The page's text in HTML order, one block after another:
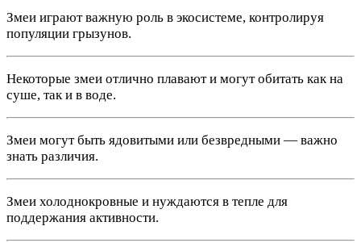
Змеи играют важную роль в экосистеме, контролируя
популяции грызунов.
Некоторые змеи отлично плавают и могут обитать как на
суше, так и в воде.
Змеи могут быть ядовитыми или безвредными — важно
знать различия.
Змеи холоднокровные и нуждаются в тепле для
поддержания активности.